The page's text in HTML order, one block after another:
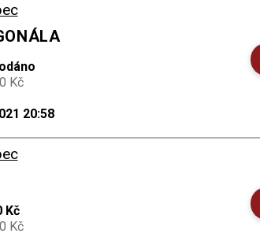
Kč
20:58
Kč
Kč